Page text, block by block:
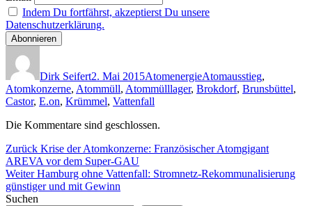
Indem Du fortfährst, akzeptierst Du unsere
Datenschutzerklärung.
Dirk Seifert2. Mai 2015AtomenergieAtomausstieg,
Atomkonzerne, Atommüll, Atommülllager, Brokdorf, Brunsbüttel,
Castor, E.on, Krümmel, Vattenfall
Die Kommentare sind geschlossen.
Beitragsnavigation
Zurück Vorheriger
Beitrag:
Krise der Atomkonzerne: Französischer Atomgigant
AREVA vor dem Super-GAU
Weiter Nächster
Beitrag:
Hamburg ohne Vattenfall: Stromnetz-Rekommunalisierung
günstiger und mit Gewinn
Suchen